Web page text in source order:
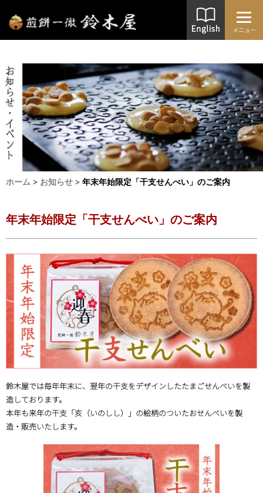
ホーム > お知らせ > 年末年始限定「干支せんべい」のご案内
年末年始限定「干支せんべい」のご案内
鈴木屋では毎年年末に、翌年の干支をデザインしたたまごせんべいを製
造しております。
本年も来年の干支「亥（いのしし）」の絵柄のついたおせんべいを製
造・販売いたします。